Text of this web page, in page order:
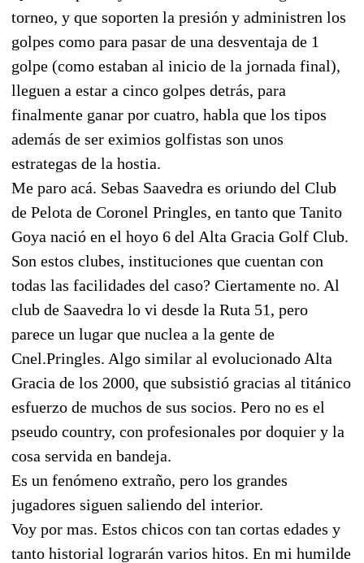
torneo, y que soporten la presión y administren los
golpes como para pasar de una desventaja de 1
golpe (como estaban al inicio de la jornada final),
lleguen a estar a cinco golpes detrás, para
finalmente ganar por cuatro, habla que los tipos
además de ser eximios golfistas son unos
estrategas de la hostia.
Me paro acá. Sebas Saavedra es oriundo del Club
de Pelota de Coronel Pringles, en tanto que Tanito
Goya nació en el hoyo 6 del Alta Gracia Golf Club.
Son estos clubes, instituciones que cuentan con
todas las facilidades del caso? Ciertamente no. Al
club de Saavedra lo vi desde la Ruta 51, pero
parece un lugar que nuclea a la gente de
Cnel.Pringles. Algo similar al evolucionado Alta
Gracia de los 2000, que subsistió gracias al titánico
esfuerzo de muchos de sus socios. Pero no es el
pseudo country, con profesionales por doquier y la
cosa servida en bandeja.
Es un fenómeno extraño, pero los grandes
jugadores siguen saliendo del interior.
Voy por mas. Estos chicos con tan cortas edades y
tanto historial lograrán varios hitos. En mi humilde